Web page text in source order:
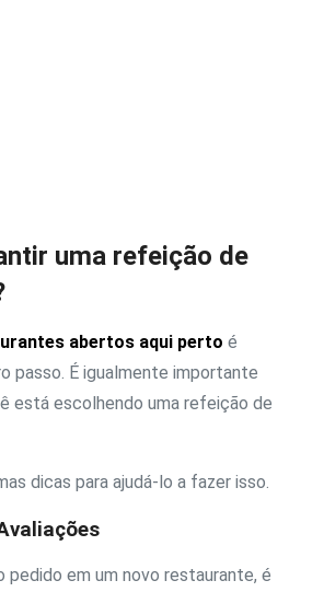
uma refeição de
abertos aqui perto é
passo. É igualmente importante
está escolhendo uma refeição de
dicas para ajudá-lo a fazer isso.
pedido em um novo restaurante, é